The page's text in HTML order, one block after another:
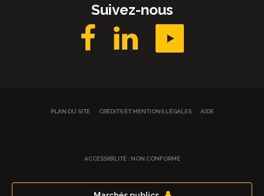
Suivez-nous
PLAN DU SITE CRÉDITS ET MENTIONS LÉGALES AIDE
ACCESSIBILITÉ : NON CONFORME